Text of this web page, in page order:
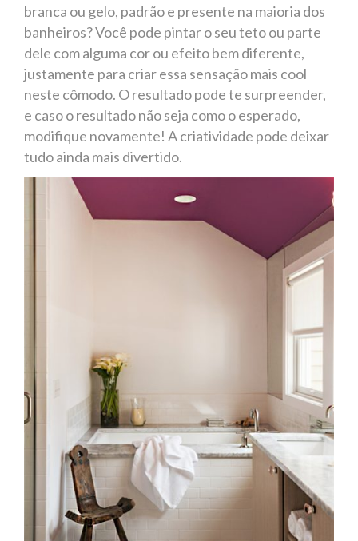
branca ou gelo, padrão e presente na maioria dos
banheiros? Você pode pintar o seu teto ou parte
dele com alguma cor ou efeito bem diferente,
justamente para criar essa sensação mais cool
neste cômodo. O resultado pode te surpreender,
e caso o resultado não seja como o esperado,
modifique novamente! A criatividade pode deixar
tudo ainda mais divertido.